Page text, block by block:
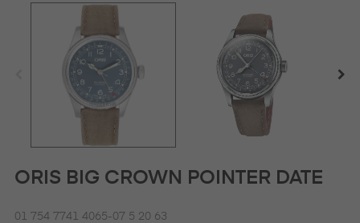
ORIS BIG CROWN POINTER DATE
01 754 7741 4065-07 5 20 63